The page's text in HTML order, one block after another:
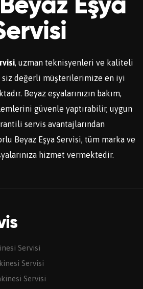
Eşya
, uzman teknisyenleri ve kaliteli
siz değerli müşterilerimize en iyi
Beyaz eşyalarınızın bakım,
güvenle yaptırabilir, uygun
servis avantajlarından
Beyaz Eşya Servisi, tüm marka ve
hizmet vermektedir.
Servisi
Servisi
Servisi